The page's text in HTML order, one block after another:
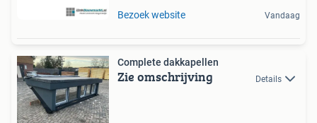
Bezoek website Vandaag
Complete dakkapellen
Zie omschrijving Details